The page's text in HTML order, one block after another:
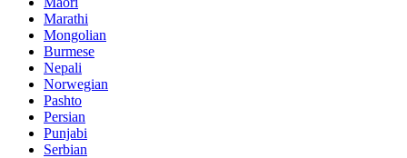
Marathi
Mongolian
Burmese
Nepali
Norwegian
Pashto
Persian
Punjabi
Serbian